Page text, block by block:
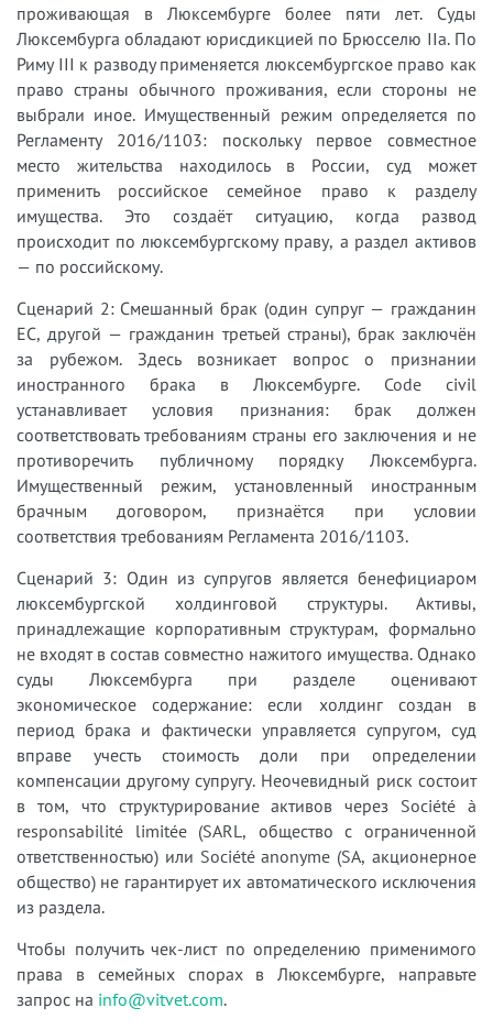
проживающая в Люксембурге более пяти лет. Суды
Люксембурга обладают юрисдикцией по Брюсселю IIa. По
Риму III к разводу применяется люксембургское право как
право страны обычного проживания, если стороны не
выбрали иное. Имущественный режим определяется по
Регламенту 2016/1103: поскольку первое совместное
место жительства находилось в России, суд может
применить российское семейное право к разделу
имущества. Это создаёт ситуацию, когда развод
происходит по люксембургскому праву, а раздел активов
— по российскому.
Сценарий 2: Смешанный брак (один супруг — гражданин
ЕС, другой — гражданин третьей страны), брак заключён
за рубежом. Здесь возникает вопрос о признании
иностранного брака в Люксембурге. Code civil
устанавливает условия признания: брак должен
соответствовать требованиям страны его заключения и не
противоречить публичному порядку Люксембурга.
Имущественный режим, установленный иностранным
брачным договором, признаётся при условии
соответствия требованиям Регламента 2016/1103.
Сценарий 3: Один из супругов является бенефициаром
люксембургской холдинговой структуры. Активы,
принадлежащие корпоративным структурам, формально
не входят в состав совместно нажитого имущества. Однако
суды Люксембурга при разделе оценивают
экономическое содержание: если холдинг создан в
период брака и фактически управляется супругом, суд
вправе учесть стоимость доли при определении
компенсации другому супругу. Неочевидный риск состоит
в том, что структурирование активов через Société à
responsabilité limitée (SARL, общество с ограниченной
ответственностью) или Société anonyme (SA, акционерное
общество) не гарантирует их автоматического исключения
из раздела.
Чтобы получить чек-лист по определению применимого
права в семейных спорах в Люксембурге, направьте
запрос на info@vitvet.com.